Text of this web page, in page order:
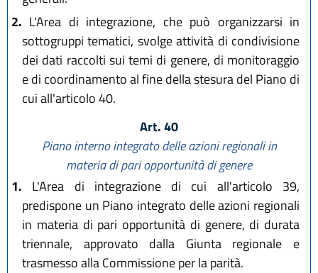
2. L'Area di integrazione, che può organizzarsi in
sottogruppi tematici, svolge attività di condivisione
dei dati raccolti sui temi di genere, di monitoraggio
e di coordinamento al fine della stesura del Piano di
cui all'articolo 40.
Art. 40
Piano interno integrato delle azioni regionali in
materia di pari opportunità di genere
1. L'Area di integrazione di cui all'articolo 39,
predispone un Piano integrato delle azioni regionali
in materia di pari opportunità di genere, di durata
triennale, approvato dalla Giunta regionale e
trasmesso alla Commissione per la parità.